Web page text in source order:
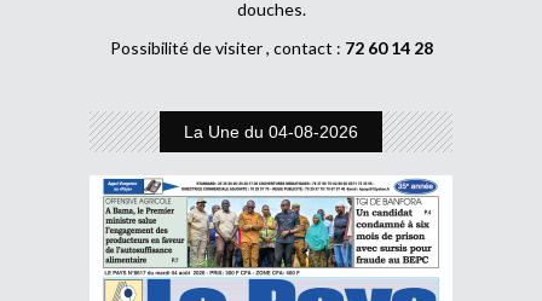
douches.
Possibilité de visiter , contact : 72 60 14 28
La Une du 04-08-2026